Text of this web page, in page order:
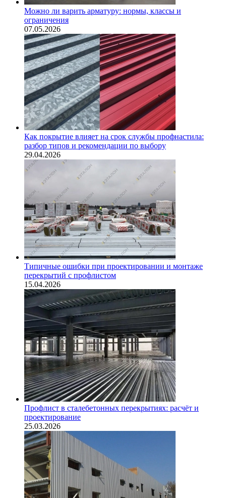
Можно ли варить арматуру: нормы, классы и
ограничения
07.05.2026
Как покрытие влияет на срок службы профнастила:
разбор типов и рекомендации по выбору
29.04.2026
Типичные ошибки при проектировании и монтаже
перекрытий с профлистом
15.04.2026
Профлист в сталебетонных перекрытиях: расчёт и
проектирование
25.03.2026